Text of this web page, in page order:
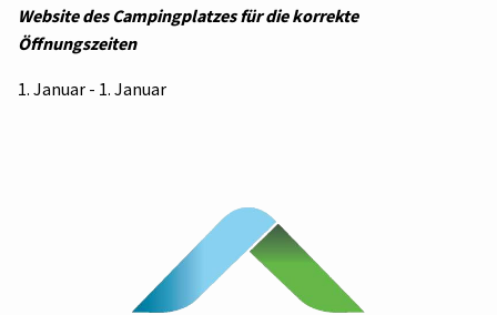
Website des Campingplatzes für die korrekte
Öffnungszeiten
1. Januar - 1. Januar